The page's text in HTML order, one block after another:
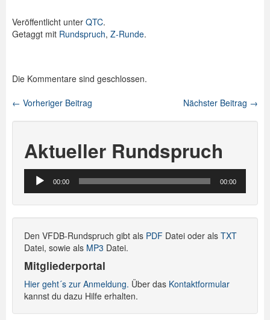
Veröffentlicht unter QTC.
Getaggt mit Rundspruch, Z-Runde.
Die Kommentare sind geschlossen.
Beitragsnavigation
Nächster Beitrag →
← Vorheriger Beitrag
Aktueller Rundspruch
Audio-
Player
00:00 00:00
Den VFDB-Rundspruch gibt als PDF Datei oder als TXT
Datei, sowie als MP3 Datei.
Mitgliederportal
Hier geht´s zur Anmeldung. Über das Kontaktformular
kannst du dazu Hilfe erhalten.